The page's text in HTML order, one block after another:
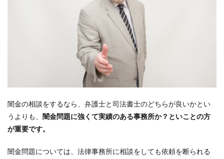
闇金の相談をするなら、弁護士と司法書士のどちらが良いかとい
うよりも、 闇金問題に強くて実績のある事務所か？といことの方
が重要です。
闇金問題については、法律事務所に相談をしても依頼を断られる